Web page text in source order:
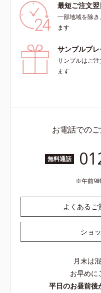
最短ご注文
一部地域を除
ます
サンプルプレ
サンプルはご
ます
お電話での
無料通話
午前9
よくあるご
ショ
月末は
お早めに
平日のお昼前後